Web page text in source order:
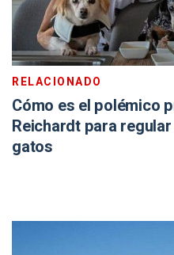
RELACIONADO
Cómo es el polémico
Reichardt para
gatos